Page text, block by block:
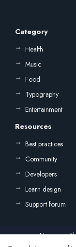
Category
Health
Music
Food
Typography
Entertainment
Resources
Best practices
Community
Developers
Learn design
Support forum
Home